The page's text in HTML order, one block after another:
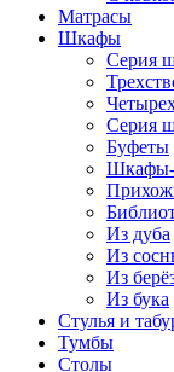
Матрасы
Шкафы
Серия
Серия
Буфеты
Шкафы-
Из дуба
Из
Из
Из бука
Стулья и
Тумбы
Столы